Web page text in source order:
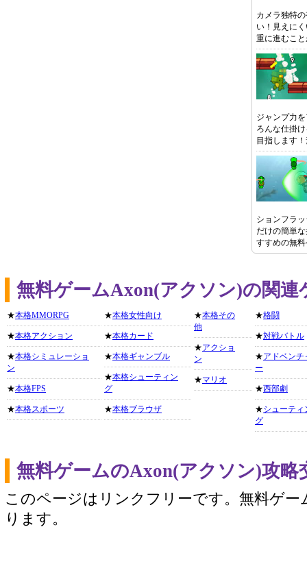
カメラ独特
い！見えに
重に進むこ
ジャンプ力
ろんな仕掛
目指します
ションフラ
だけの簡単
すすめの無
無料ゲームAxon(アクソン)の関連
★本格MMORPG
★本格アクション
★本格シミュレーショ
ン
★本格FPS
★本格スポーツ
★本格女性向け
★本格カード
★本格ギャンブル
★本格シューティン
グ
★本格ブラウザ
★本格その
他
★アクショ
ン
★マリオ
★格闘
★対戦バトル
★アドベンチ
ー
★西部劇
★シューティ
グ
無料ゲームのAxon(アクソン)攻略
このページはリンクフリーです。無料ゲー
ります。